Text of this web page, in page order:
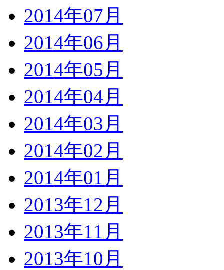
2014年07月
2014年06月
2014年05月
2014年04月
2014年03月
2014年02月
2014年01月
2013年12月
2013年11月
2013年10月